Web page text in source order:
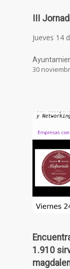
III
Jueves 14
30
1.910